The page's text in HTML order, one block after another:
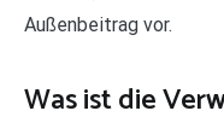
Außenbeitrag vor.
Was ist die